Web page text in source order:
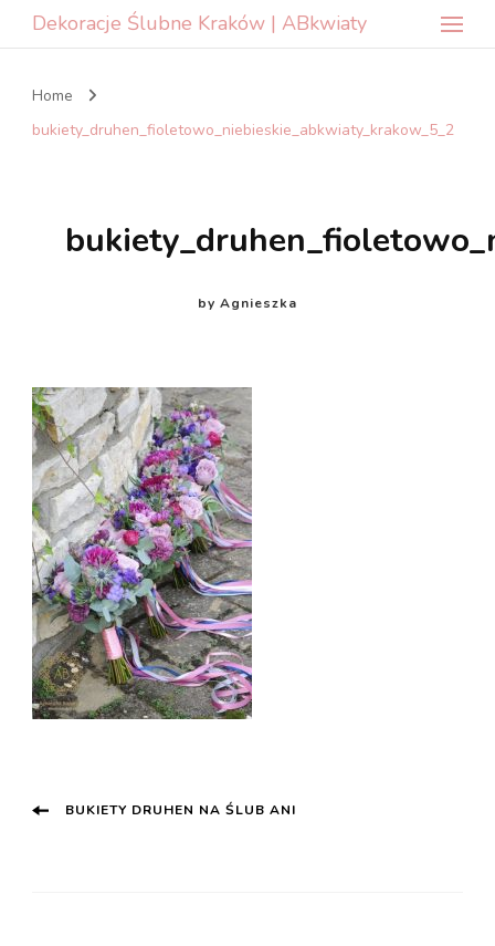
Dekoracje Ślubne Kraków | ABkwiaty
Home
bukiety_druhen_fioletowo_niebieskie_abkwiaty_krakow_5_2
by Agnieszka
Post
BUKIETY DRUHEN NA ŚLUB ANI